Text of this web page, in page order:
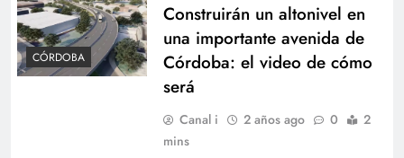
CÓRDOBA
Construirán un altonivel en
una importante avenida de
Córdoba: el video de cómo
será
Canal i 2 años ago 0
2
mins